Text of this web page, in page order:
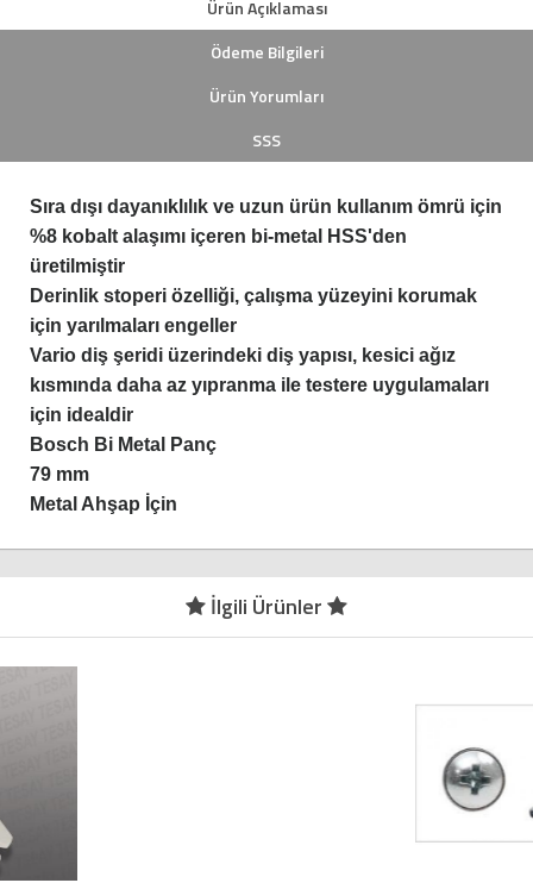
Ürün Açıklaması
Ödeme Bilgileri
Ürün Yorumları
SSS
Sıra dışı dayanıklılık ve uzun ürün kullanım ömrü için
%8 kobalt alaşımı içeren bi-metal HSS'den
üretilmiştir
Derinlik stoperi özelliği, çalışma yüzeyini korumak
için yarılmaları engeller
Vario diş şeridi üzerindeki diş yapısı, kesici ağız
kısmında daha az yıpranma ile testere uygulamaları
için idealdir
Bosch Bi Metal Panç
79 mm
Metal Ahşap İçin
İlgili Ürünler